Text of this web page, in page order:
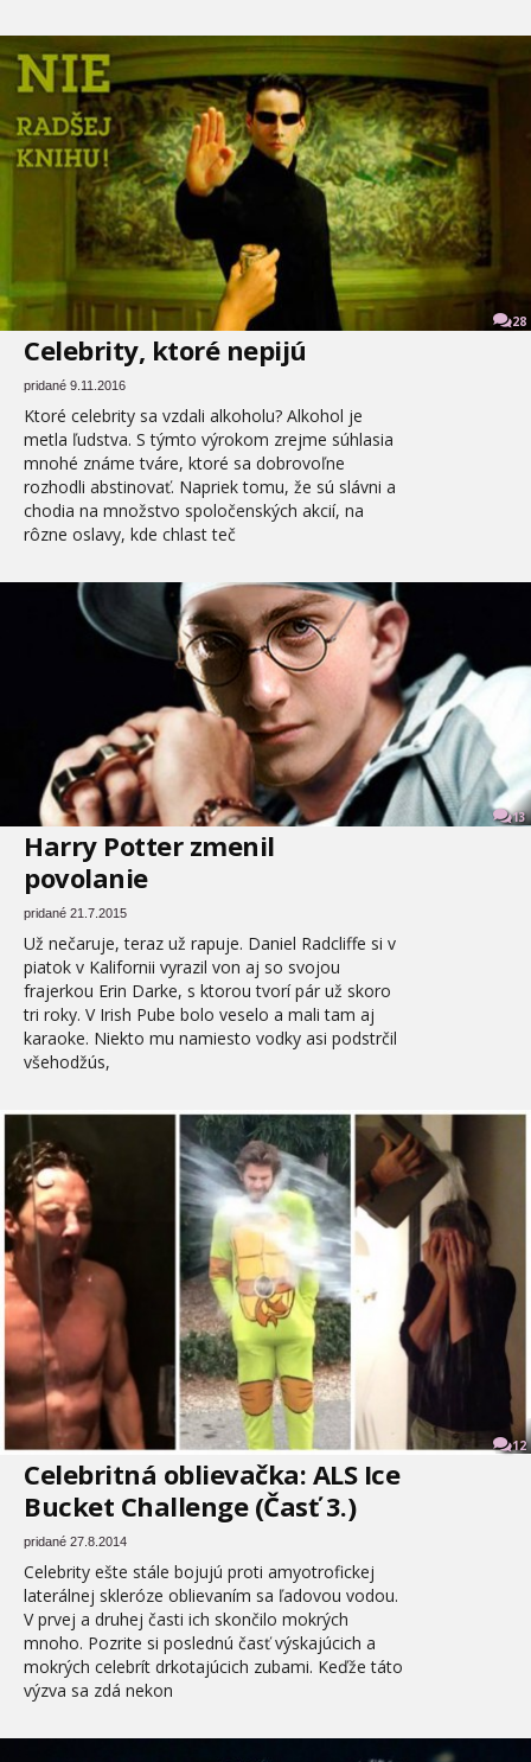
28
Celebrity, ktoré nepijú
pridané 9.11.2016
Ktoré celebrity sa vzdali alkoholu? Alkohol je
metla ľudstva. S týmto výrokom zrejme súhlasia
mnohé známe tváre, ktoré sa dobrovoľne
rozhodli abstinovať. Napriek tomu, že sú slávni a
chodia na množstvo spoločenských akcií, na
rôzne oslavy, kde chlast teč
13
Harry Potter zmenil
povolanie
pridané 21.7.2015
Už nečaruje, teraz už rapuje. Daniel Radcliffe si v
piatok v Kalifornii vyrazil von aj so svojou
frajerkou Erin Darke, s ktorou tvorí pár už skoro
tri roky. V Irish Pube bolo veselo a mali tam aj
karaoke. Niekto mu namiesto vodky asi podstrčil
všehodžús,
12
Celebritná oblievačka: ALS Ice
Bucket Challenge (Časť 3.)
pridané 27.8.2014
Celebrity ešte stále bojujú proti amyotrofickej
laterálnej skleróze oblievaním sa ľadovou vodou.
V prvej a druhej časti ich skončilo mokrých
mnoho. Pozrite si poslednú časť výskajúcich a
mokrých celebrít drkotajúcich zubami. Keďže táto
výzva sa zdá nekon